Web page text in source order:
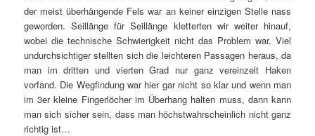
der meist überhängende Fels war an keiner einzigen Stelle nass
geworden. Seillänge für Seillänge kletterten wir weiter hinauf,
wobei die technische Schwierigkeit nicht das Problem war. Viel
undurchsichtiger stellten sich die leichteren Passagen heraus, da
man im dritten und vierten Grad nur ganz vereinzelt Haken
vorfand. Die Wegfindung war hier gar nicht so klar und wenn man
im 3er kleine Fingerlöcher im Überhang halten muss, dann kann
man sich sicher sein, dass man höchstwahrscheinlich nicht ganz
richtig ist…